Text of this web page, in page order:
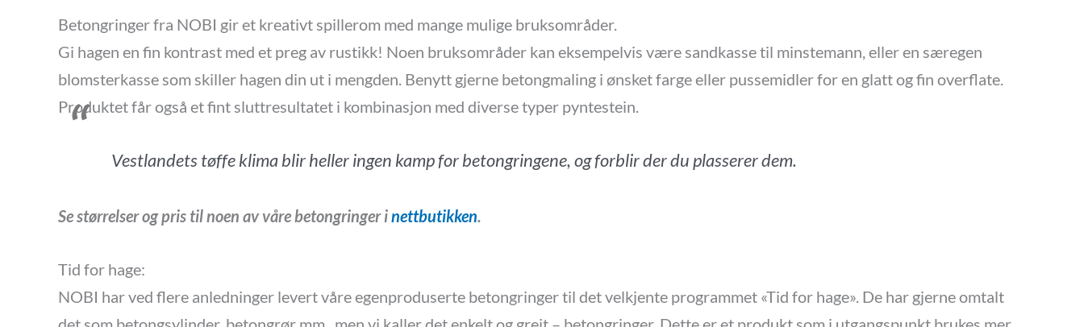
Betongringer fra NOBI gir et kreativt spillerom med mange mulige bruksområder.
Gi hagen en fin kontrast med et preg av rustikk! Noen bruksområder kan eksempelvis være sandkasse til minstemann, eller en særegen
blomsterkasse som skiller hagen din ut i mengden. Benytt gjerne betongmaling i ønsket farge eller pussemidler for en glatt og fin overflate.
Produktet får også et fint sluttresultatet i kombinasjon med diverse typer pyntestein.
Vestlandets tøffe klima blir heller ingen kamp for betongringene, og forblir der du plasserer dem.
Se størrelser og pris til noen av våre betongringer inettbutikken.
Tid for hage:
NOBI har ved flere anledninger levert våre egenproduserte betongringer til det velkjente programmet «Tid for hage». De har gjerne omtalt